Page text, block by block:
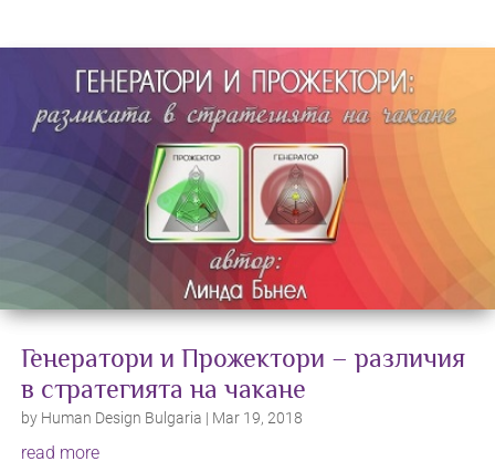
Генератори и Прожектори – различия
в стратегията на чакане
by Human Design Bulgaria | Mar 19, 2018
read more